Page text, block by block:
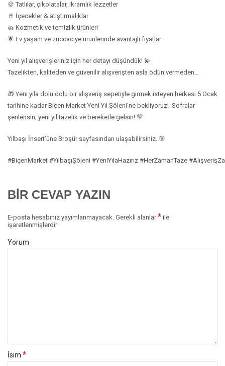
🍪 Tatlılar, çikolatalar, ikramlık lezzetler
🥤 İçecekler & atıştırmalıklar
🧽 Kozmetik ve temizlik ürünleri
🌟 Ev yaşam ve züccaciye ürünlerinde avantajlı fiyatlar
Yeni yıl alışverişleriniz için her detayı düşündük! 💫
Tazelikten, kaliteden ve güvenilir alışverişten asla ödün vermeden…
🎁 Yeni yıla dolu dolu bir alışveriş sepetiyle girmek isteyen herkesi 5 Ocak
tarihine kadar Biçen Market Yeni Yıl Şöleni’ne bekliyoruz! Sofralar
şenlensin, yeni yıl tazelik ve bereketle gelsin! 💚
Yılbaşı İnsert’üne Broşür sayfasından ulaşabilirsiniz. 🎯
#BiçenMarket #YılbaşıŞöleni #YeniYılaHazırız #HerZamanTaze
BIR CEVAP YAZIN
E-posta hesabınız yayımlanmayacak. Gerekli alanlar* ile
işaretlenmişlerdir
Yorum
İsim *